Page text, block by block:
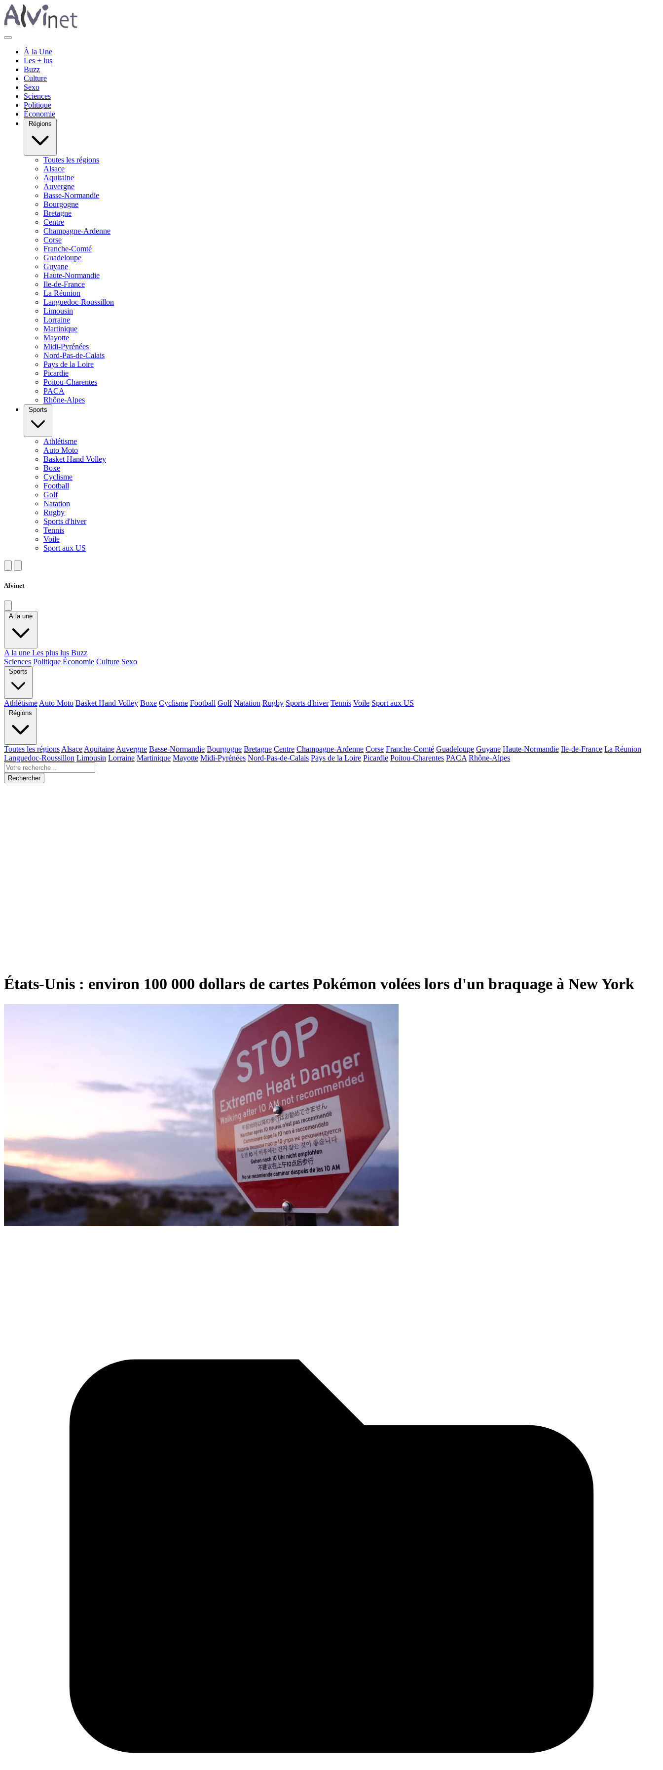
À la Une
Les + lus
Buzz
Culture
Sexo
Sciences
Politique
Économie
Régions
Toutes les régions
Alsace
Aquitaine
Auvergne
Basse-Normandie
Bourgogne
Bretagne
Centre
Champagne-Ardenne
Corse
Franche-Comté
Guadeloupe
Guyane
Haute-Normandie
Ile-de-France
La Réunion
Languedoc-Roussillon
Limousin
Lorraine
Martinique
Mayotte
Midi-Pyrénées
Nord-Pas-de-Calais
Pays de la Loire
Picardie
Poitou-Charentes
PACA
Rhône-Alpes
Sports
Athlétisme
Auto Moto
Basket Hand Volley
Boxe
Cyclisme
Football
Golf
Natation
Rugby
Sports d'hiver
Tennis
Voile
Sport aux US
Alvinet
A la une
A la une Les plus lus Buzz
Sciences Politique Économie Culture Sexo
Sports
Athlétisme Auto Moto Basket Hand Volley Boxe Cyclisme Football Golf Natation Rugby Sports d'hiver Tennis Voile Sport aux US
Régions
Toutes les régions Alsace Aquitaine Auvergne Basse-Normandie Bourgogne Bretagne Centre Champagne-Ardenne Corse Franche-Comté Guadeloupe Guyane Haute-Normandie Ile-de-France La Réunion
Languedoc-Roussillon Limousin Lorraine Martinique Mayotte Midi-Pyrénées Nord-Pas-de-Calais Pays de la Loire Picardie Poitou-Charentes PACA Rhône-Alpes
Rechercher
États-Unis : environ 100 000 dollars de cartes Pokémon volées lors d'un braquage à New York